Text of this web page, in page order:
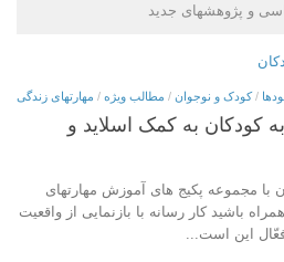
و پژوهشهای جدید
/کودک و نوجوان / مطالب ویژه / مهارتهای زندگی
کودکان به کمک اسلاید و
با مجموعه پکیج های آموزش مهارتهای
باشید کار رسانه با بازنمایی از واقعیت
این است...